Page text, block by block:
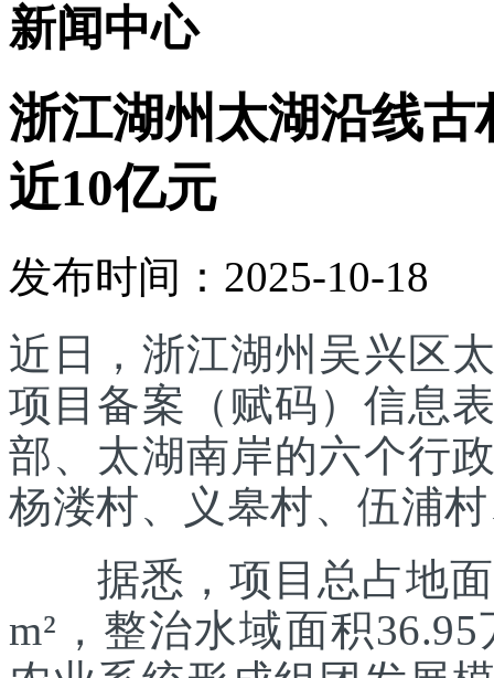
新闻中心
浙江湖州太湖沿线
近10亿元
发布时间：2025-10-18
近日，浙江湖州吴兴区
项目备案（赋码）信息
部、太湖南岸的六个行
杨溇村、义皋村、伍浦
据悉，项目总占地面
m²，整治水域面积